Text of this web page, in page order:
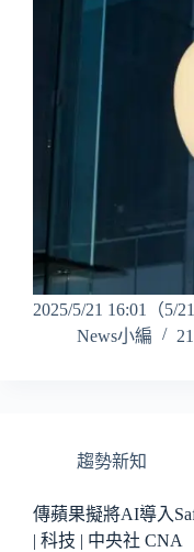
2025/5/21 16:01（5/
News小編
趨勢新知
傳蘋果擬將AI導入
| 科技 | 中央社 CNA